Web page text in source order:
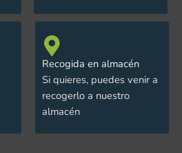
Recogida en almacén
Si quieres, puedes venir a
recogerlo a nuestro
almacén